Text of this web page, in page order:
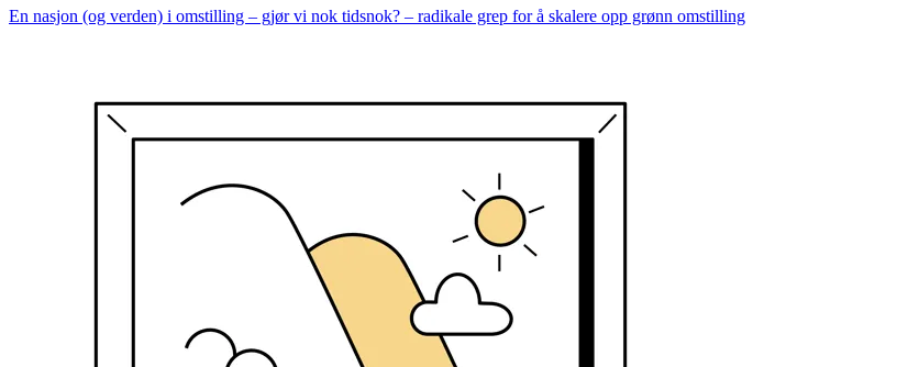
En nasjon (og verden) i omstilling – gjør vi nok tidsnok? – radikale grep for å skalere opp grønn omstilling